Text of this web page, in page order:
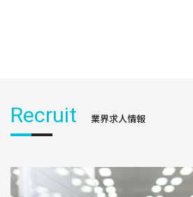
Recruit 業界求人情報